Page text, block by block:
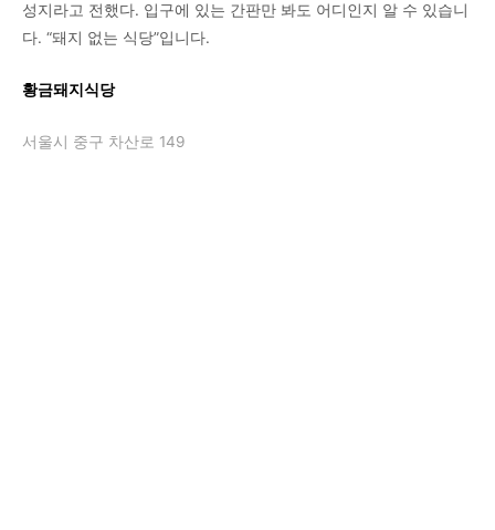
성지라고 전했다. 입구에 있는 간판만 봐도 어디인지 알 수 있습니
다. “돼지 없는 식당”입니다.
황금돼지식당
서울시 중구 차산로 149